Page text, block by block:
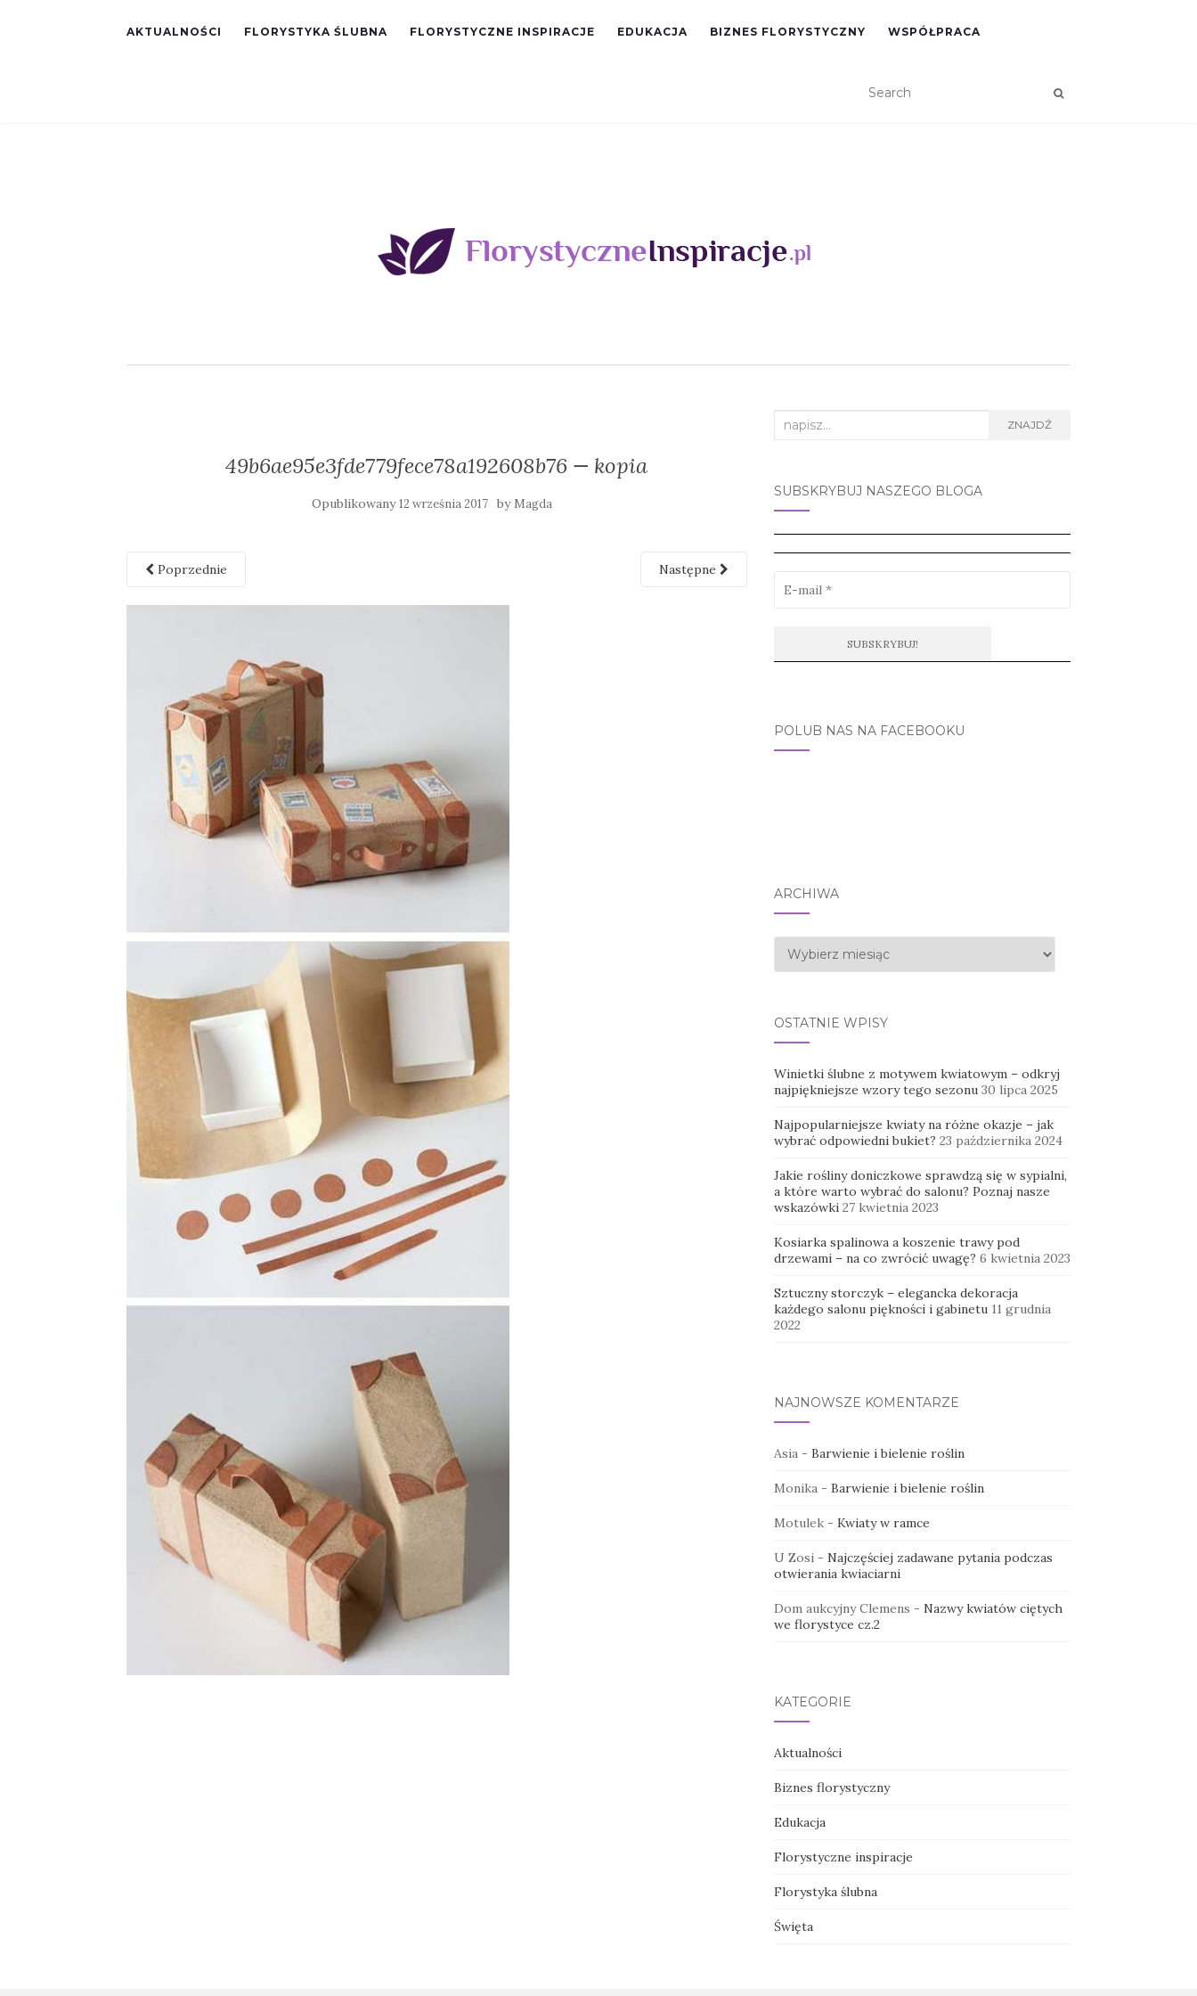
AKTUALNOŚCI FLORYSTYKA ŚLUBNA FLORYSTYCZNE INSPIRACJE EDUKACJA BIZNES FLORYSTYCZNY WSPÓŁPRACA
49b6ae95e3fde779fece78a192608b76 — kopia
Opublikowany12 września 2017 by Magda
Poprzednie Następne
Search
ZNAJDŹ
SUBSKRYBUJ NASZEGO BLOGA
POLUB NAS NA FACEBOOKU
ARCHIWA
Archiwa
OSTATNIE WPISY
Winietki ślubne z motywem kwiatowym – odkryj
najpiękniejsze wzory tego sezonu 30 lipca 2025
Najpopularniejsze kwiaty na różne okazje – jak
wybrać odpowiedni bukiet? 23 października 2024
Jakie rośliny doniczkowe sprawdzą się w sypialni,
a które warto wybrać do salonu? Poznaj nasze
wskazówki 27 kwietnia 2023
Kosiarka spalinowa a koszenie trawy pod
drzewami – na co zwrócić uwagę? 6 kwietnia 2023
Sztuczny storczyk – elegancka dekoracja
każdego salonu piękności i gabinetu 11 grudnia
2022
NAJNOWSZE KOMENTARZE
Asia- Barwienie i bielenie roślin
Monika- Barwienie i bielenie roślin
Motulek- Kwiaty w ramce
U Zosi- Najczęściej zadawane pytania podczas
otwierania kwiaciarni
Dom aukcyjny Clemens - Nazwy kwiatów ciętych
we florystyce cz.2
KATEGORIE
Aktualności
Biznes florystyczny
Edukacja
Florystyczne inspiracje
Florystyka ślubna
Święta